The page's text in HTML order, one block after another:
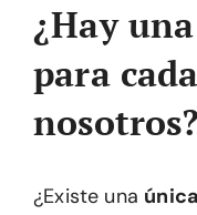
¿Hay
para
nosotros?
¿Existe una